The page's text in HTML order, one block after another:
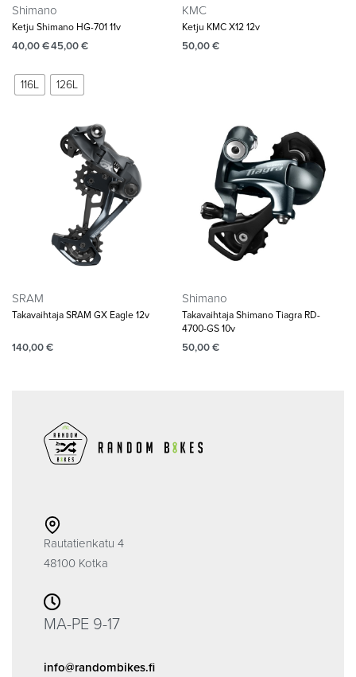
Shimano
Ketju Shimano HG-701 11v
40,00€45,00€
116L 126L
KMC
Ketju KMC X12 12v
50,00€
SRAM
Takavaihtaja SRAM GX Eagle 12v
140,00€
Shimano
Takavaihtaja Shimano Tiagra RD-
4700-GS 10v
50,00€
Rautatienkatu 4
48100 Kotka
MA-PE 9-17
info@randombikes.fi